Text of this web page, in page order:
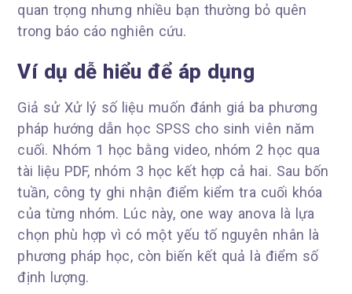
quan trọng nhưng nhiều bạn thường bỏ quên
trong báo cáo nghiên cứu.
Ví dụ dễ hiểu để áp dụng
Giả sử Xử lý số liệu muốn đánh giá ba phương
pháp hướng dẫn học SPSS cho sinh viên năm
cuối. Nhóm 1 học bằng video, nhóm 2 học qua
tài liệu PDF, nhóm 3 học kết hợp cả hai. Sau bốn
tuần, công ty ghi nhận điểm kiểm tra cuối khóa
của từng nhóm. Lúc này, one way anova là lựa
chọn phù hợp vì có một yếu tố nguyên nhân là
phương pháp học, còn biến kết quả là điểm số
định lượng.